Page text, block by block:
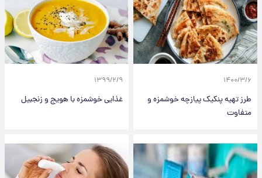
۱۴۰۰/۳/۶
طرز تهیه پنکیک پیازچه خوشمزه و
متفاوت
۱۳۹۹/۲/۹
غذایی خوشمزه با هویج و زنجبیل